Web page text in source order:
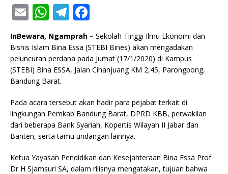
E
ai
l
W
h
at
s
A
p
T
e
g
ra
m
a
c
e
b
o
o
k
InBewara, Ngamprah – Sekolah Tinggi Ilmu Ekonomi dan
Bisnis Islam Bina Essa (STEBI Bines) akan mengadakan
peluncuran perdana pada Jumat (17/1/2020) di Kampus
(STEBI) Bina ESSA, Jalan Cihanjuang KM 2,45, Parongpong,
Bandung Barat.
Pada acara tersebut akan hadir para pejabat terkait di
lingkungan Pemkab Bandung Barat, DPRD KBB, perwakilan
dari beberapa Bank Syariah, Kopertis Wilayah II Jabar dan
Banten, serta tamu undangan lainnya.
Ketua Yayasan Pendidikan dan Kesejahteraan Bina Essa Prof
Dr H Sjamsuri SA, dalam rilisnya mengatakan, tujuan bahwa